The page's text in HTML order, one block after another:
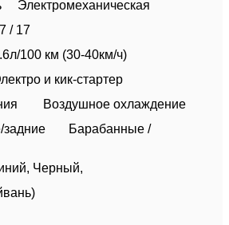
Электромеханическая
/ 17
100 км (30-40км/ч)
и кик-стартер
Воздушное охлаждение
задние
Барабанные /
Черный,